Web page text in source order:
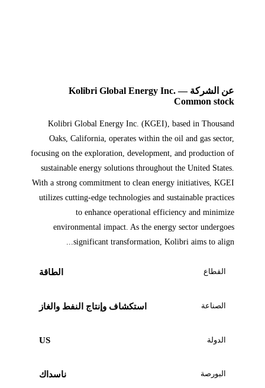
عن الشركة — Kolibri Global Energy Inc.
Common stock
Kolibri Global Energy Inc. (KGEI), based in Thousand
Oaks, California, operates within the oil and gas sector,
focusing on the exploration, development, and production of
sustainable energy solutions throughout the United States.
With a strong commitment to clean energy initiatives, KGEI
utilizes cutting-edge technologies and sustainable practices
to enhance operational efficiency and minimize
environmental impact. As the energy sector undergoes
significant transformation, Kolibri aims to align...
القطاع الطاقة
الصناعة استكشاف وإنتاج النفط والغاز
الدولة US
البورصة ناسداك